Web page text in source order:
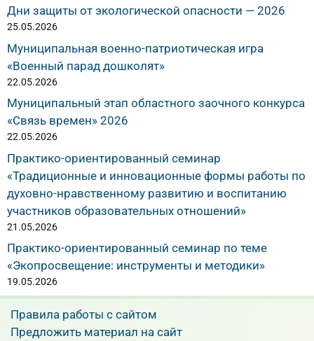
Дни защиты от экологической опасности — 2026
25.05.2026
Муниципальная военно-патриотическая игра
«Военный парад дошколят»
22.05.2026
Муниципальный этап областного заочного конкурса
«Связь времен» 2026
22.05.2026
Практико-ориентированный семинар
«Традиционные и инновационные формы работы по
духовно-нравственному развитию и воспитанию
участников образовательных отношений»
21.05.2026
Практико-ориентированный семинар по теме
«Экопросвещение: инструменты и методики»
19.05.2026
Правила работы с сайтом
Предложить материал на сайт